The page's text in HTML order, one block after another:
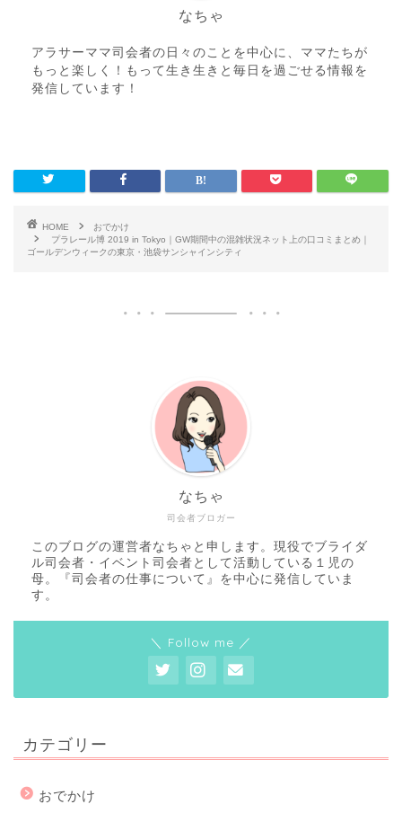
なちゃ
アラサーママ司会者の日々のことを中心に、ママたちが
もっと楽しく！もって生き生きと毎日を過ごせる情報を
発信しています！
HOME
おでかけ
プラレール博 2019 in Tokyo｜GW期間中の混雑状況ネット上の口コミまとめ｜
ゴールデンウィークの東京・池袋サンシャインシティ
司会者ブロガー
なちゃ
このブログの運営者なちゃと申します。現役でブライダ
ル司会者・イベント司会者として活動している１児の
母。『司会者の仕事について』を中心に発信していま
す。
＼ Follow me ／
カテゴリー
おでかけ